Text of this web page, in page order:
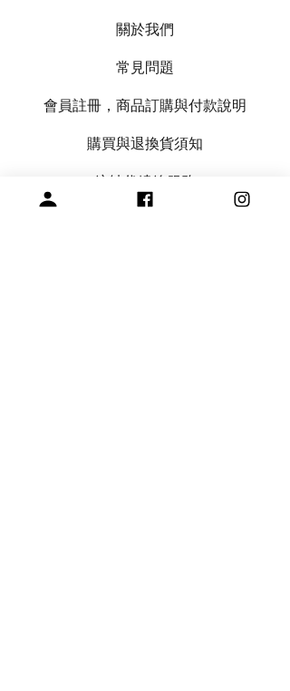
關於我們
常見問題
會員註冊，商品訂購與付款說明
購買與退換貨須知
絞紗代繞線服務